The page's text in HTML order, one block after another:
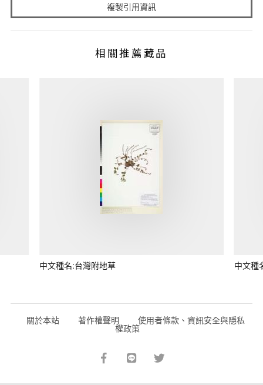
複製引用資訊
相關推薦藏品
中文種名:台灣附地草 中文種
關於本站 著作權聲明 使用者條款、資訊安全與隱私
權政策